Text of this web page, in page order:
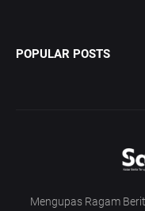
POPULAR POSTS
Mengupas Ragam